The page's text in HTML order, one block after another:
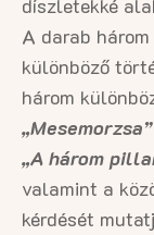
díszletekké
A darab
különböző
három
„Mesemorzsa”
„A három
valamint a
kérdését